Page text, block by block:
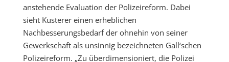
anstehende Evaluation der Polizeireform. Dabei
sieht Kusterer einen erheblichen
Nachbesserungsbedarf der ohnehin von seiner
Gewerkschaft als unsinnig bezeichneten Gall‘schen
Polizeireform. „Zu überdimensioniert, die Polizei